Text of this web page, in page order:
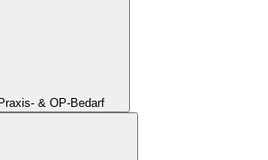
Praxis- & OP-Bedarf